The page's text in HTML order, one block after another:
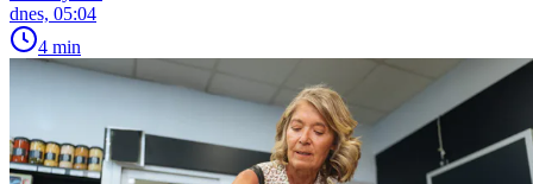
dnes, 05:04
4 min